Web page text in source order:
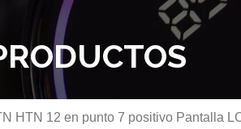
HTN 12 en punto 7 positivo Pantalla